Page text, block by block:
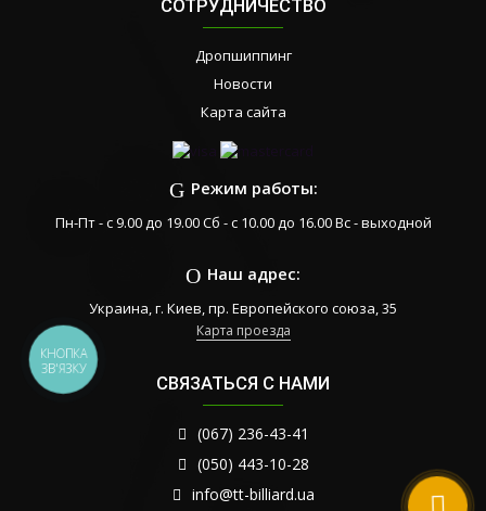
СОТРУДНИЧЕСТВО
Дропшиппинг
Новости
Карта сайта
Режим работы:
Пн-Пт - с 9.00 до 19.00 Сб - с 10.00 до 16.00 Вс - выходной
Наш адрес:
Украина, г. Киев, пр. Европейского союза, 35
Карта проезда
СВЯЗАТЬСЯ С НАМИ
(067) 236-43-41
(050) 443-10-28
info@tt-billiard.ua
КНОПКА
ЗВ'ЯЗКУ